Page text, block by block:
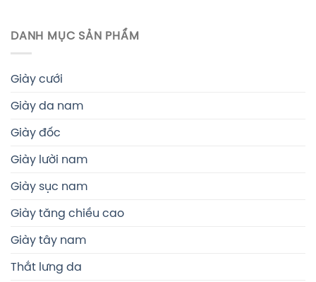
DANH MỤC SẢN PHẨM
Giày cưới
Giày da nam
Giày đốc
Giày lười nam
Giày sục nam
Giày tăng chiều cao
Giày tây nam
Thắt lưng da